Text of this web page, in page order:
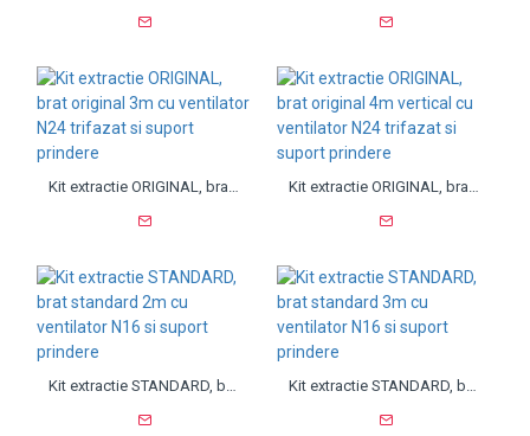
Kit extractie ORIGINAL, brat original 3m cu ventilator N24 trifazat si suport prindere Kit extractie ORIGINAL, brat original 4m vertical cu ventilator N24 trifazat si suport prindere
Kit extractie STANDARD, brat standard 2m cu ventilator N16 si suport prindere Kit extractie STANDARD, brat standard 3m cu ventilator N16 si suport prindere